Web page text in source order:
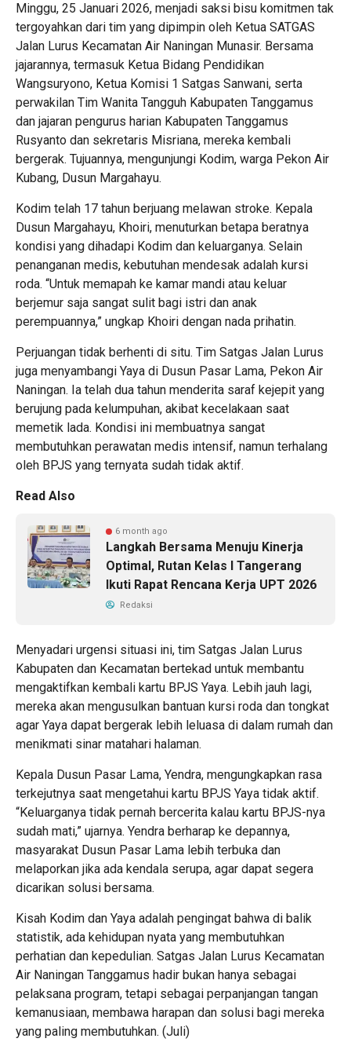
Minggu, 25 Januari 2026, menjadi saksi bisu komitmen tak
tergoyahkan dari tim yang dipimpin oleh Ketua SATGAS
Jalan Lurus Kecamatan Air Naningan Munasir. Bersama
jajarannya, termasuk Ketua Bidang Pendidikan
Wangsuryono, Ketua Komisi 1 Satgas Sanwani, serta
perwakilan Tim Wanita Tangguh Kabupaten Tanggamus
dan jajaran pengurus harian Kabupaten Tanggamus
Rusyanto dan sekretaris Misriana, mereka kembali
bergerak. Tujuannya, mengunjungi Kodim, warga Pekon Air
Kubang, Dusun Margahayu.
Kodim telah 17 tahun berjuang melawan stroke. Kepala
Dusun Margahayu, Khoiri, menuturkan betapa beratnya
kondisi yang dihadapi Kodim dan keluarganya. Selain
penanganan medis, kebutuhan mendesak adalah kursi
roda. “Untuk memapah ke kamar mandi atau keluar
berjemur saja sangat sulit bagi istri dan anak
perempuannya,” ungkap Khoiri dengan nada prihatin.
Perjuangan tidak berhenti di situ. Tim Satgas Jalan Lurus
juga menyambangi Yaya di Dusun Pasar Lama, Pekon Air
Naningan. Ia telah dua tahun menderita saraf kejepit yang
berujung pada kelumpuhan, akibat kecelakaan saat
memetik lada. Kondisi ini membuatnya sangat
membutuhkan perawatan medis intensif, namun terhalang
oleh BPJS yang ternyata sudah tidak aktif.
Read Also
6 month ago
Langkah Bersama Menuju Kinerja
Optimal, Rutan Kelas I Tangerang
Ikuti Rapat Rencana Kerja UPT 2026
Redaksi
Menyadari urgensi situasi ini, tim Satgas Jalan Lurus
Kabupaten dan Kecamatan bertekad untuk membantu
mengaktifkan kembali kartu BPJS Yaya. Lebih jauh lagi,
mereka akan mengusulkan bantuan kursi roda dan tongkat
agar Yaya dapat bergerak lebih leluasa di dalam rumah dan
menikmati sinar matahari halaman.
Kepala Dusun Pasar Lama, Yendra, mengungkapkan rasa
terkejutnya saat mengetahui kartu BPJS Yaya tidak aktif.
“Keluarganya tidak pernah bercerita kalau kartu BPJS-nya
sudah mati,” ujarnya. Yendra berharap ke depannya,
masyarakat Dusun Pasar Lama lebih terbuka dan
melaporkan jika ada kendala serupa, agar dapat segera
dicarikan solusi bersama.
Kisah Kodim dan Yaya adalah pengingat bahwa di balik
statistik, ada kehidupan nyata yang membutuhkan
perhatian dan kepedulian. Satgas Jalan Lurus Kecamatan
Air Naningan Tanggamus hadir bukan hanya sebagai
pelaksana program, tetapi sebagai perpanjangan tangan
kemanusiaan, membawa harapan dan solusi bagi mereka
yang paling membutuhkan. (Juli)